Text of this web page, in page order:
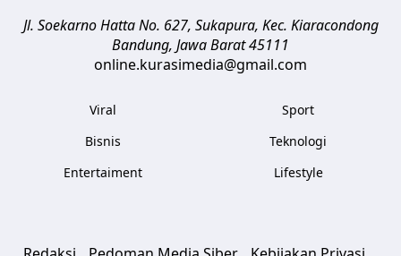
Jl. Soekarno Hatta No. 627, Sukapura, Kec. Kiaracondong
Bandung, Jawa Barat45111
online.kurasimedia@gmail.com
Viral
Bisnis
Entertaiment
Sport
Teknologi
Lifestyle